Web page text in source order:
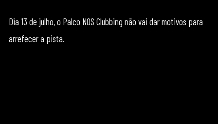
Dia 13 de julho, o Palco NOS Clubbing não vai dar motivos para
arrefecer a pista.